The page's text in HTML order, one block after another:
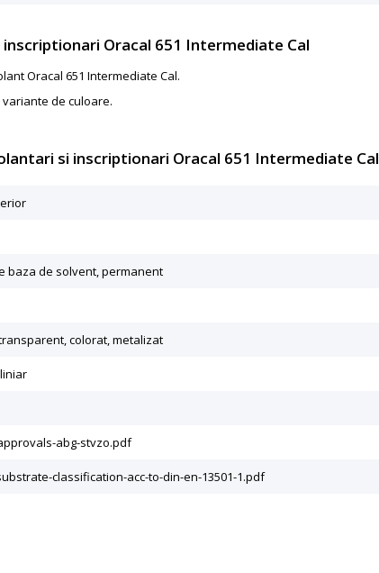
Oracal 651 Intermediate Cal
Oracal 651 Intermediate Cal.
de culoare.
si inscriptionari Oracal 651 Intermediate Cal
baza de solvent, permanent
colorat, metalizat
abg-stvzo.pdf
classification-acc-to-din-en-13501-1.pdf